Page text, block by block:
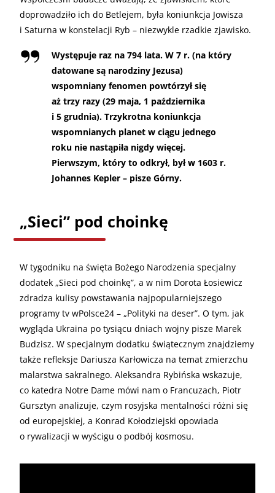
doprowadziło ich do Betlejem, była koniunkcja Jowisza
i Saturna w konstelacji Ryb – niezwykle rzadkie zjawisko.
Występuje raz na 794 lata. W 7 r. (na który
datowane są narodziny Jezusa)
wspomniany fenomen powtórzył się
aż trzy razy (29 maja, 1 października
i 5 grudnia). Trzykrotna koniunkcja
wspomnianych planet w ciągu jednego
roku nie nastąpiła nigdy więcej.
Pierwszym, który to odkrył, był w 1603 r.
Johannes Kepler – pisze Górny.
„Sieci” pod choinkę
W tygodniku na święta Bożego Narodzenia specjalny
dodatek „Sieci pod choinkę”, a w nim Dorota Łosiewicz
zdradza kulisy powstawania najpopularniejszego
programy tv wPolsce24 – „Polityki na deser”. O tym, jak
wygląda Ukraina po tysiącu dniach wojny pisze Marek
Budzisz. W specjalnym dodatku świątecznym znajdziemy
także refleksje Dariusza Karłowicza na temat zmierzchu
malarstwa sakralnego. Aleksandra Rybińska wskazuje,
co katedra Notre Dame mówi nam o Francuzach, Piotr
Gursztyn analizuje, czym rosyjska mentalności różni się
od europejskiej, a Konrad Kołodziejski opowiada
o rywalizacji w wyścigu o podbój kosmosu.